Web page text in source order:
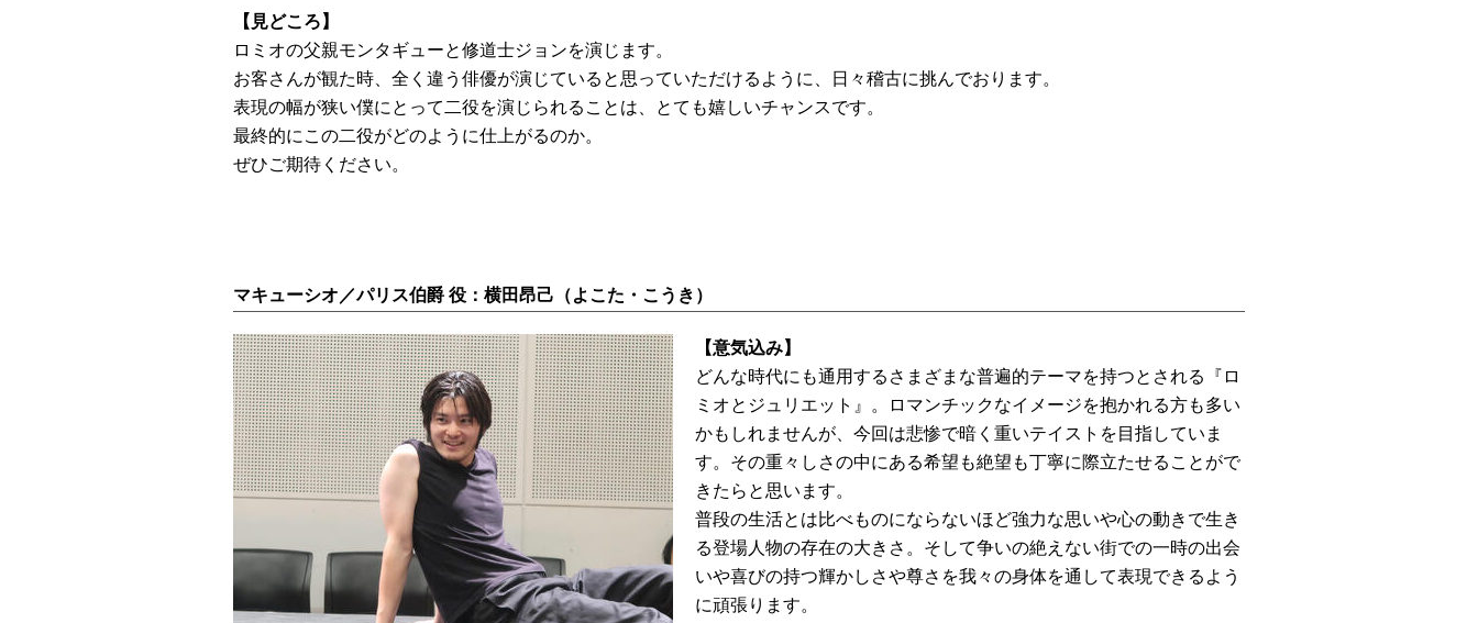
【見どころ】
ロミオの父親モンタギューと修道士ジョンを演じます。
お客さんが観た時、全く違う俳優が演じていると思っていただけるように、日々稽古に挑んでおります。
表現の幅が狭い僕にとって二役を演じられることは、とても嬉しいチャンスです。
最終的にこの二役がどのように仕上がるのか。
ぜひご期待ください。
マキューシオ／パリス伯爵 役：横田昂己（よこた・こうき）
【意気込み】
どんな時代にも通用するさまざまな普遍的テーマを持つとされる『ロ
ミオとジュリエット』。ロマンチックなイメージを抱かれる方も多い
かもしれませんが、今回は悲惨で暗く重いテイストを目指していま
す。その重々しさの中にある希望も絶望も丁寧に際立たせることがで
きたらと思います。
普段の生活とは比べものにならないほど強力な思いや心の動きで生き
る登場人物の存在の大きさ。そして争いの絶えない街での一時の出会
いや喜びの持つ輝かしさや尊さを我々の身体を通して表現できるよう
に頑張ります。